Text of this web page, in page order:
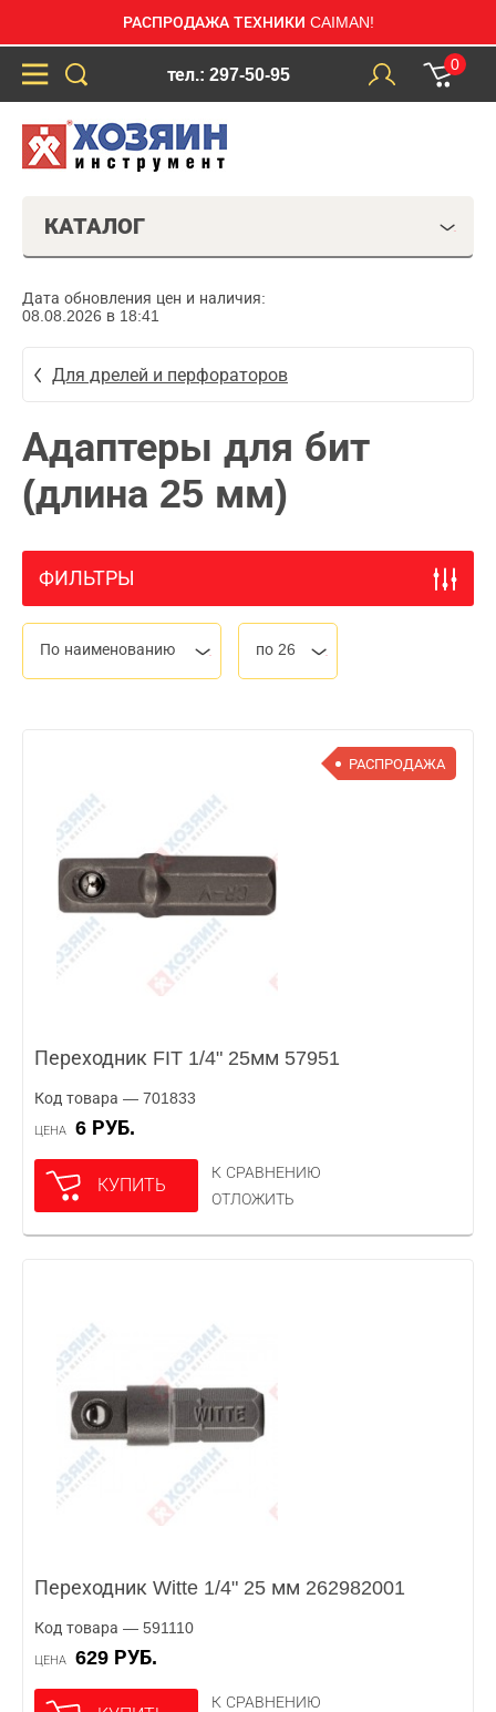
РАСПРОДАЖА ТЕХНИКИ CAIMAN!
тел.: 297-50-95
0
КАТАЛОГ
Дата обновления цен и наличия:
08.08.2026 в 18:41
Для дрелей и перфораторов
Адаптеры для бит
(длина 25 мм)
ФИЛЬТРЫ
По наименованию по 26
РАСПРОДАЖА
Переходник FIT 1/4" 25мм 57951
Код товара — 701833
ЦЕНА 6 РУБ.
КУПИТЬ
К СРАВНЕНИЮ
ОТЛОЖИТЬ
Переходник Witte 1/4" 25 мм 262982001
Код товара — 591110
ЦЕНА 629 РУБ.
К СРАВНЕНИЮ